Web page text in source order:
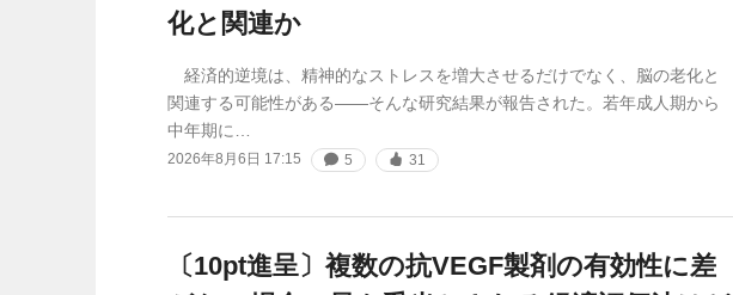
化と関連か
経済的逆境は、精神的なストレスを増大させるだけでなく、脳の老化と
関連する可能性がある——そんな研究結果が報告された。若年成人期から
中年期に…
2026年8月6日 17:15 5 31
〔10pt進呈〕複数の抗VEGF製剤の有効性に差